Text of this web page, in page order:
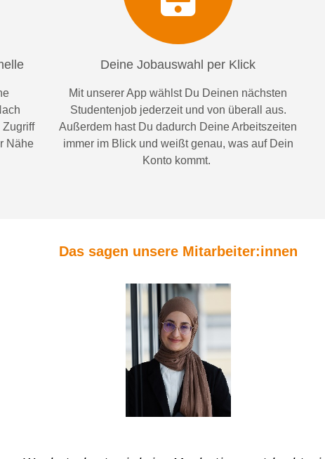
Zugriff
Nähe
Deine Jobauswahl per Klick
Mit unserer App wählst Du Deinen nächsten
Studentenjob jederzeit und von überall aus.
Außerdem hast Du dadurch Deine Arbeitszeiten
immer imBlick und weißtgenau, was auf Dein
Konto kommt.
Das sagen unsere Mitarbeiter:innen